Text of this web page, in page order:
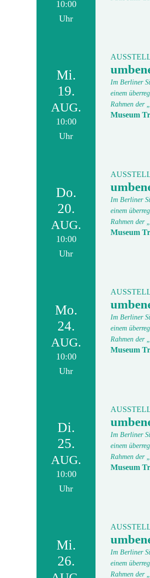
10:00
Uhr
Mi.
19.
AUG.
10:00
Uhr
Im Berliner
einem
Rahmen der
Museum
Do.
20.
AUG.
10:00
Uhr
Im Berliner
einem
Rahmen der
Museum
Mo.
24.
AUG.
10:00
Uhr
Im Berliner
einem
Rahmen der
Museum
Di.
25.
AUG.
10:00
Uhr
Im Berliner
einem
Rahmen der
Museum
Mi.
26.
Im Berliner
einem
Rahmen der